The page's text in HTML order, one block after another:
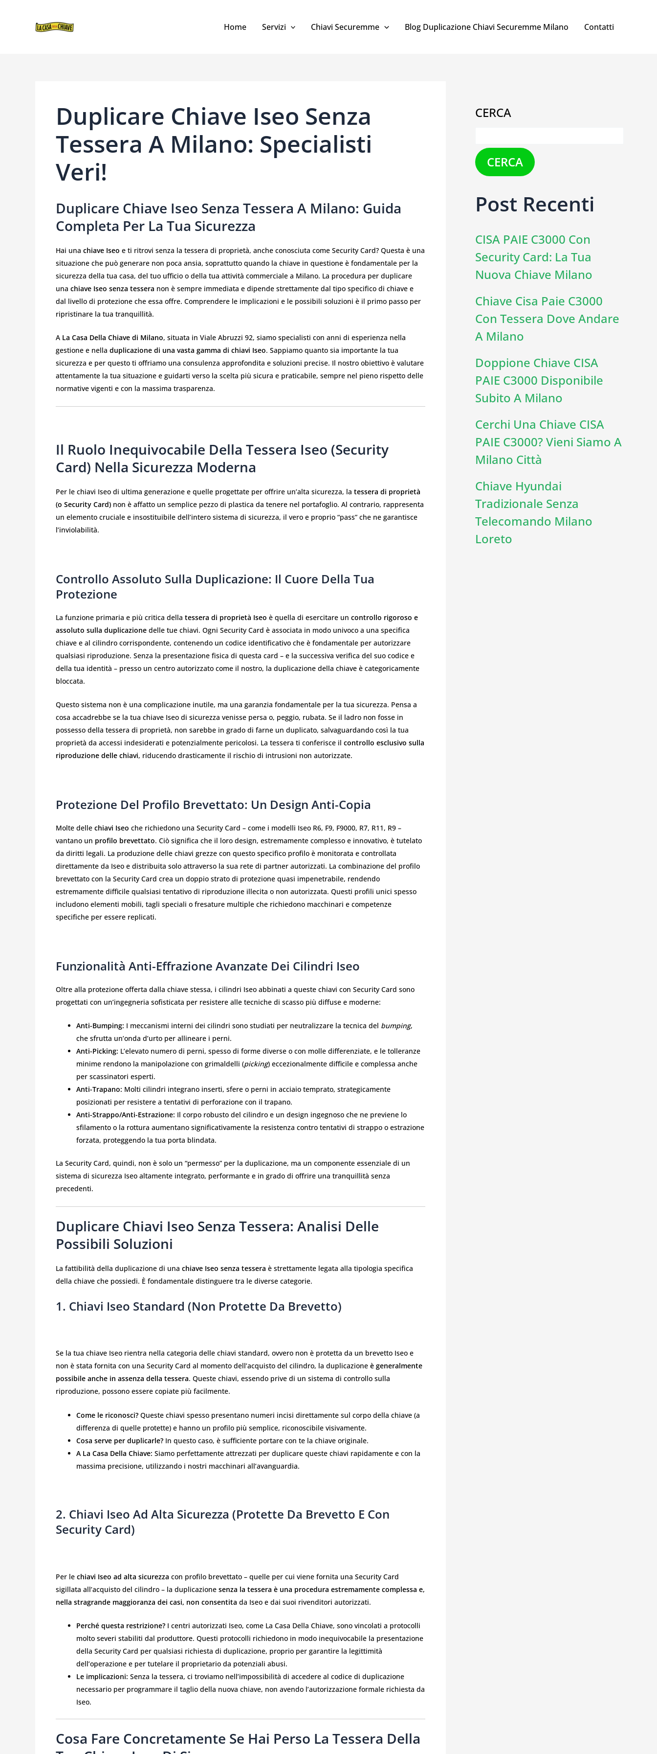
CONTENUTO
Home Servizi Chiavi Securemme Blog Duplicazione Chiavi Securemme Milano Contatti
Duplicare Chiave Iseo Senza
Tessera A Milano: Specialisti
Veri!
Duplicare Chiave Iseo Senza Tessera A Milano: Guida
Completa Per La Tua Sicurezza
Hai una chiave Iseo e ti ritrovi senza la tessera di proprietà, anche conosciuta come Security Card? Questa è una
situazione che può generare non poca ansia, soprattutto quando la chiave in questione è fondamentale per la
sicurezza della tua casa, del tuo ufficio o della tua attività commerciale a Milano. La procedura per duplicare
una chiave Iseo senza tessera non è sempre immediata e dipende strettamente dal tipo specifico di chiave e
dal livello di protezione che essa offre. Comprendere le implicazioni e le possibili soluzioni è il primo passo per
ripristinare la tua tranquillità.
A La Casa Della Chiave di Milano, situata in Viale Abruzzi 92, siamo specialisti con anni di esperienza nella
gestione e nella duplicazione di una vasta gamma di chiavi Iseo. Sappiamo quanto sia importante la tua
sicurezza e per questo ti offriamo una consulenza approfondita e soluzioni precise. Il nostro obiettivo è valutare
attentamente la tua situazione e guidarti verso la scelta più sicura e praticabile, sempre nel pieno rispetto delle
normative vigenti e con la massima trasparenza.
Il Ruolo Inequivocabile Della Tessera Iseo (Security
Card) Nella Sicurezza Moderna
Per le chiavi Iseo di ultima generazione e quelle progettate per offrire un’alta sicurezza, la tessera di proprietà
(o Security Card) non è affatto un semplice pezzo di plastica da tenere nel portafoglio. Al contrario, rappresenta
un elemento cruciale e insostituibile dell’intero sistema di sicurezza, il vero e proprio “pass” che ne garantisce
l’inviolabilità.
Controllo Assoluto Sulla Duplicazione: Il Cuore Della Tua
Protezione
La funzione primaria e più critica della tessera di proprietà Iseo è quella di esercitare un controllo rigoroso e
assoluto sulla duplicazione delle tue chiavi. Ogni Security Card è associata in modo univoco a una specifica
chiave e al cilindro corrispondente, contenendo un codice identificativo che è fondamentale per autorizzare
qualsiasi riproduzione. Senza la presentazione fisica di questa card – e la successiva verifica del suo codice e
della tua identità – presso un centro autorizzato come il nostro, la duplicazione della chiave è categoricamente
bloccata.
Questo sistema non è una complicazione inutile, ma una garanzia fondamentale per la tua sicurezza. Pensa a
cosa accadrebbe se la tua chiave Iseo di sicurezza venisse persa o, peggio, rubata. Se il ladro non fosse in
possesso della tessera di proprietà, non sarebbe in grado di farne un duplicato, salvaguardando così la tua
proprietà da accessi indesiderati e potenzialmente pericolosi. La tessera ti conferisce il controllo esclusivo sulla
riproduzione delle chiavi, riducendo drasticamente il rischio di intrusioni non autorizzate.
Protezione Del Profilo Brevettato: Un Design Anti-Copia
Molte delle chiavi Iseo che richiedono una Security Card – come i modelli Iseo R6, F9, F9000, R7, R11, R9 –
vantano un profilo brevettato. Ciò significa che il loro design, estremamente complesso e innovativo, è tutelato
da diritti legali. La produzione delle chiavi grezze con questo specifico profilo è monitorata e controllata
direttamente da Iseo e distribuita solo attraverso la sua rete di partner autorizzati. La combinazione del profilo
brevettato con la Security Card crea un doppio strato di protezione quasi impenetrabile, rendendo
estremamente difficile qualsiasi tentativo di riproduzione illecita o non autorizzata. Questi profili unici spesso
includono elementi mobili, tagli speciali o fresature multiple che richiedono macchinari e competenze
specifiche per essere replicati.
Funzionalità Anti-Effrazione Avanzate Dei Cilindri Iseo
Oltre alla protezione offerta dalla chiave stessa, i cilindri Iseo abbinati a queste chiavi con Security Card sono
progettati con un’ingegneria sofisticata per resistere alle tecniche di scasso più diffuse e moderne:
Anti-Bumping: I meccanismi interni dei cilindri sono studiati per neutralizzare la tecnica del bumping,
che sfrutta un’onda d’urto per allineare i perni.
Anti-Picking: L’elevato numero di perni, spesso di forme diverse o con molle differenziate, e le tolleranze
minime rendono la manipolazione con grimaldelli (picking) eccezionalmente difficile e complessa anche
per scassinatori esperti.
Anti-Trapano: Molti cilindri integrano inserti, sfere o perni in acciaio temprato, strategicamente
posizionati per resistere a tentativi di perforazione con il trapano.
Anti-Strappo/Anti-Estrazione: Il corpo robusto del cilindro e un design ingegnoso che ne previene lo
sfilamento o la rottura aumentano significativamente la resistenza contro tentativi di strappo o estrazione
forzata, proteggendo la tua porta blindata.
La Security Card, quindi, non è solo un “permesso” per la duplicazione, ma un componente essenziale di un
sistema di sicurezza Iseo altamente integrato, performante e in grado di offrire una tranquillità senza
precedenti.
Duplicare Chiavi Iseo Senza Tessera: Analisi Delle
Possibili Soluzioni
La fattibilità della duplicazione di una chiave Iseo senza tessera è strettamente legata alla tipologia specifica
della chiave che possiedi. È fondamentale distinguere tra le diverse categorie.
1. Chiavi Iseo Standard (Non Protette Da Brevetto)
Se la tua chiave Iseo rientra nella categoria delle chiavi standard, ovvero non è protetta da un brevetto Iseo e
non è stata fornita con una Security Card al momento dell’acquisto del cilindro, la duplicazione è generalmente
possibile anche in assenza della tessera. Queste chiavi, essendo prive di un sistema di controllo sulla
riproduzione, possono essere copiate più facilmente.
Come le riconosci? Queste chiavi spesso presentano numeri incisi direttamente sul corpo della chiave (a
differenza di quelle protette) e hanno un profilo più semplice, riconoscibile visivamente.
Cosa serve per duplicarle? In questo caso, è sufficiente portare con te la chiave originale.
A La Casa Della Chiave: Siamo perfettamente attrezzati per duplicare queste chiavi rapidamente e con la
massima precisione, utilizzando i nostri macchinari all’avanguardia.
2. Chiavi Iseo Ad Alta Sicurezza (Protette Da Brevetto E Con
Security Card)
Per le chiavi Iseo ad alta sicurezza con profilo brevettato – quelle per cui viene fornita una Security Card
sigillata all’acquisto del cilindro – la duplicazione senza la tessera è una procedura estremamente complessa e,
nella stragrande maggioranza dei casi, non consentita da Iseo e dai suoi rivenditori autorizzati.
Perché questa restrizione? I centri autorizzati Iseo, come La Casa Della Chiave, sono vincolati a protocolli
molto severi stabiliti dal produttore. Questi protocolli richiedono in modo inequivocabile la presentazione
della Security Card per qualsiasi richiesta di duplicazione, proprio per garantire la legittimità
dell’operazione e per tutelare il proprietario da potenziali abusi.
Le implicazioni: Senza la tessera, ci troviamo nell’impossibilità di accedere al codice di duplicazione
necessario per programmare il taglio della nuova chiave, non avendo l’autorizzazione formale richiesta da
Iseo.
Cosa Fare Concretamente Se Hai Perso La Tessera Della
CERCA
CERCA
Post Recenti
CISA PAIE C3000 Con
Security Card: La Tua
Nuova Chiave Milano
Chiave Cisa Paie C3000
Con Tessera Dove Andare
A Milano
Doppione Chiave CISA
PAIE C3000 Disponibile
Subito A Milano
Cerchi Una Chiave CISA
PAIE C3000? Vieni Siamo A
Milano Città
Chiave Hyundai
Tradizionale Senza
Telecomando Milano
Loreto